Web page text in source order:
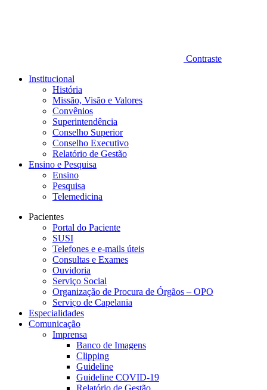
Contraste
Institucional
História
Missão, Visão e Valores
Convênios
Superintendência
Conselho Superior
Conselho Executivo
Relatório de Gestão
Ensino e Pesquisa
Ensino
Pesquisa
Telemedicina
Pacientes
Portal do Paciente
SUSI
Telefones e e-mails úteis
Consultas e Exames
Ouvidoria
Serviço Social
Organização de Procura de Órgãos – OPO
Serviço de Capelania
Especialidades
Comunicação
Imprensa
Banco de Imagens
Clipping
Guideline
Guideline COVID-19
Relatório de Gestão